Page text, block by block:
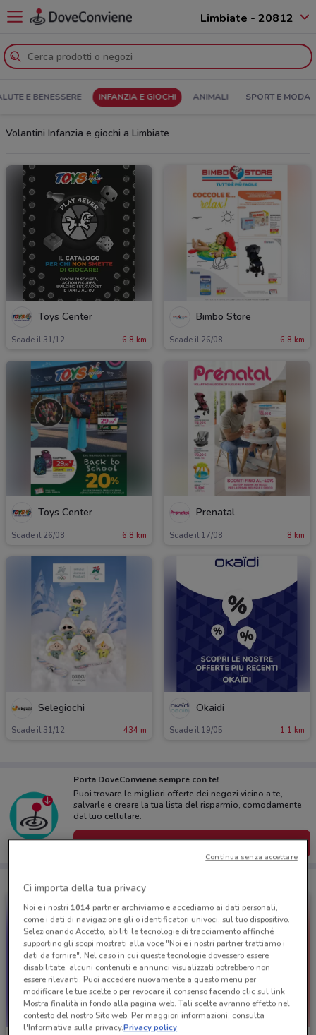
Limbiate - 20812
E BENESSERE INFANZIA E GIOCHI ANIMALI SPORT E MODA
Volantini Infanzia e giochi a Limbiate
Toys Center
Scade il 31/12 6.8 km
Bimbo Store
Scade il 26/08 6.8 km
Toys Center
Scade il 26/08 6.8 km
Prenatal
Scade il 17/08 8 km
Selegiochi
Scade il 31/12 434 m
Okaidi
Scade il 19/05 1.1 km
Porta DoveConviene sempre con te!
Puoi trovare le migliori offerte dei negozi vicino a te,
salvarle e creare la tua lista del risparmio, comodamente
dal tuo cellulare.
SCARICA L’APP
Ci importa della tua privacy
Noi e i nostri 1014partner archiviamo e accediamo ai dati personali,
come i dati di navigazione gli o identificatori univoci, sul tuo dispositivo.
Selezionando Accetto, abiliti le tecnologie di tracciamento affinché
supportino gli scopi mostrati alla voce "Noi e i nostri partner trattiamo i
dati da fornire". Nel caso in cui queste tecnologie dovessero essere
disabilitate, alcuni contenuti e annunci visualizzati potrebbero non
essere rilevanti. Puoi accedere nuovamente a questo menu per
modificare le tue scelte o per revocare il consenso facendo clic sul link
Mostra finalità in fondo alla pagina web. Tali scelte avranno effetto nel
contesto del nostro Sito web. Per maggiori informazioni, consulta
l'Informativa sulla privacy.Privacy policy
Continua senza accettare